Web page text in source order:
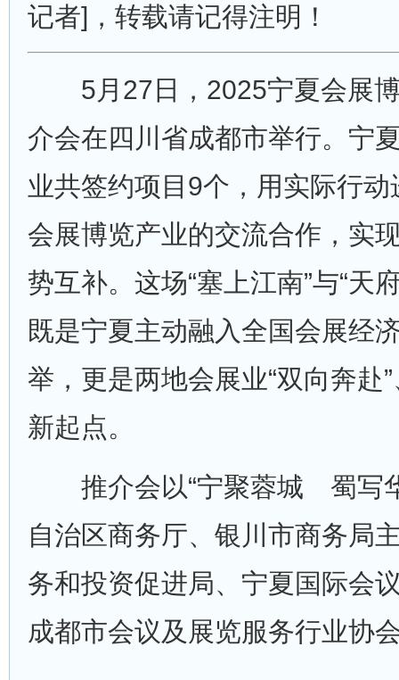
记者]，转载请记得注明！
5月27日，2025宁夏会展博
介会在四川省成都市举行。宁
业共签约项目9个，用实际行
会展博览产业的交流合作，实
势互补。这场“塞上江南”与“天
既是宁夏主动融入全国会展经
举，更是两地会展业“双向奔赴
新起点。
推介会以“宁聚蓉城 蜀写华
自治区商务厅、银川市商务局
务和投资促进局、宁夏国际会
成都市会议及展览服务行业协